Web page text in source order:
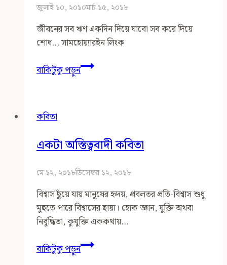
জুলাই ১০, ২০১০মার্চ ১৫, ২০১৮
জীবনের সব ঋণ একদিন দিয়ে যাবো সব করে দিয়ে
শোধ… সামহোয়্যারইন লিংক
বাকিটুকু পড়ুনঅনুভবে
যা
কবিতা
একটা অস্তিত্ববাদী কবিতা
মে ১২, ২০১৮ডিসেম্বর ১২, ২০১৮
বিশ্বাস ছুঁয়ে যায় মানুষের হৃদয়, প্রবলতর প্রতি-বিশ্বাস শুধু
মুছতে পারে বিশ্বাসের ছায়া। হোক জ্ঞান, যুক্তি অথবা
নির্বুদ্ধিতা, কুযুক্তি এককথায়…
বাকিটুকু পড়ুনএকটা
অস্তিত্ববাদী